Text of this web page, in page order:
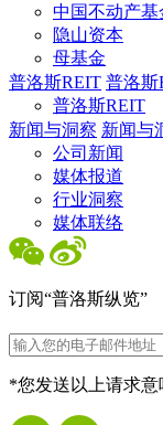
中国不动产基
隐山资本
母基金
普洛斯REIT 普洛斯
普洛斯REIT
新闻与洞察 新闻与
公司新闻
媒体报道
行业洞察
媒体联络
订阅“普洛斯纵览”
*您发送以上请求